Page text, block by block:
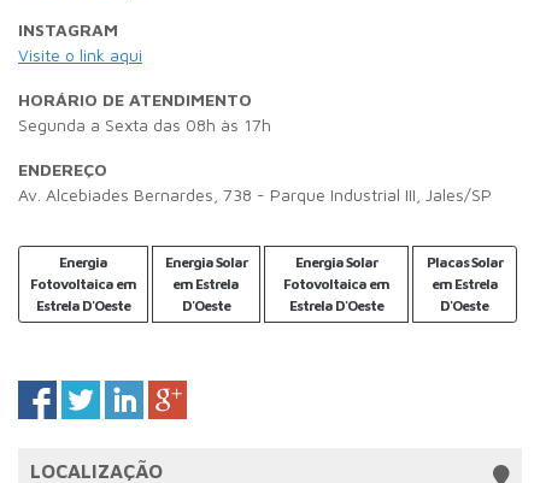
INSTAGRAM
Visite o link aqui
HORÁRIO DE ATENDIMENTO
Segunda a Sexta das 08h às 17h
ENDEREÇO
Av. Alcebiades Bernardes, 738 - Parque Industrial III, Jales/SP
Energia
Fotovoltaica em
Estrela D'Oeste
Energia Solar
em Estrela
D'Oeste
Energia Solar
Fotovoltaica em
Estrela D'Oeste
Placas Solar
em Estrela
D'Oeste
LOCALIZAÇÃO